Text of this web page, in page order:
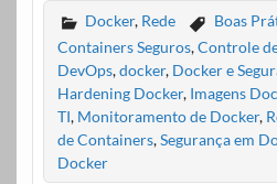
Docker, Rede Boas
Containers Seguros,Controle
DevOps,docker, Docker e
Hardening Docker, Imagens
TI, Monitoramento de Docker,
de Containers,Segurança em
Docker